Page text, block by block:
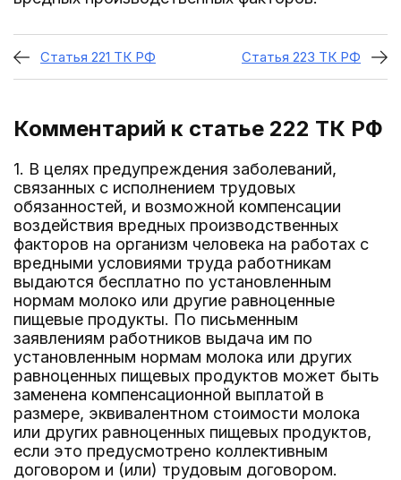
Статья 221 ТК РФ Статья 223 ТК РФ
Комментарий к статье 222 ТК РФ
1. В целях предупреждения заболеваний,
связанных с исполнением трудовых
обязанностей, и возможной компенсации
воздействия вредных производственных
факторов на организм человека на работах с
вредными условиями труда работникам
выдаются бесплатно по установленным
нормам молоко или другие равноценные
пищевые продукты. По письменным
заявлениям работников выдача им по
установленным нормам молока или других
равноценных пищевых продуктов может быть
заменена компенсационной выплатой в
размере, эквивалентном стоимости молока
или других равноценных пищевых продуктов,
если это предусмотрено коллективным
договором и (или) трудовым договором.